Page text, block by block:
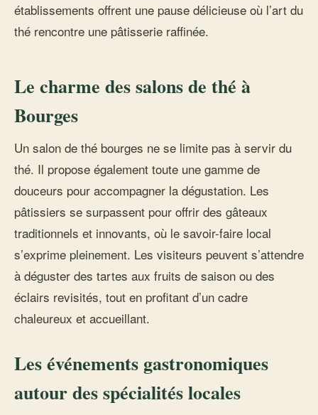
établissements offrent une pause délicieuse où l’art du
thé rencontre une pâtisserie raffinée.
Le charme des salons de thé à
Bourges
Un salon de thé bourges ne se limite pas à servir du
thé. Il propose également toute une gamme de
douceurs pour accompagner la dégustation. Les
pâtissiers se surpassent pour offrir des gâteaux
traditionnels et innovants, où le savoir-faire local
s’exprime pleinement. Les visiteurs peuvent s’attendre
à déguster des tartes aux fruits de saison ou des
éclairs revisités, tout en profitant d’un cadre
chaleureux et accueillant.
Les événements gastronomiques
autour des spécialités locales